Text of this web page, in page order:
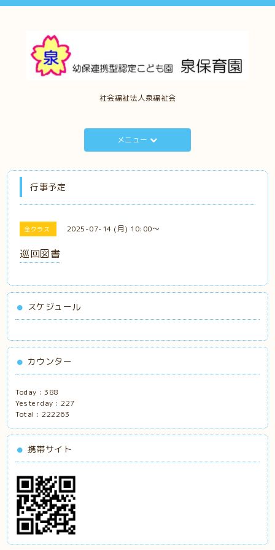
社会福祉法人泉福祉会
メニュー
行事予定
全クラス 2025-07-14 (月) 10:00～
巡回図書
スケジュール
カウンター
Today :388
Yesterday :227
Total :222263
携帯サイト